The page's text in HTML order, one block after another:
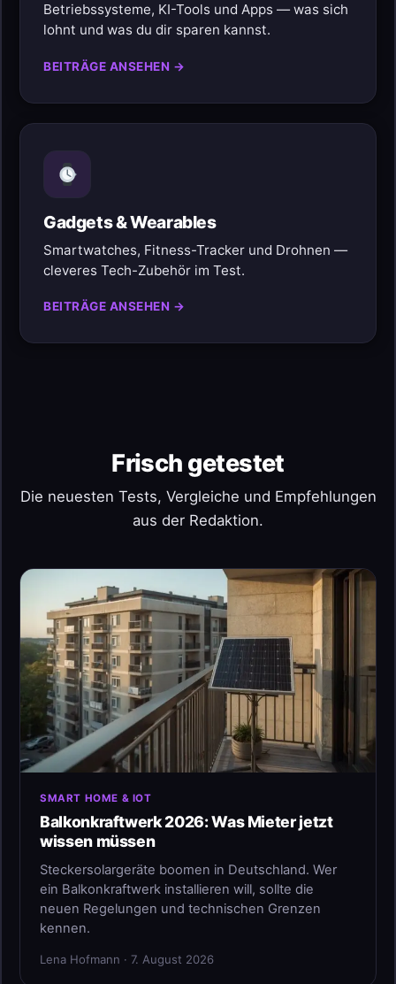
Betriebssysteme, KI-Tools und Apps — was sich
lohnt und was du dir sparen kannst.
BEITRÄGE ANSEHEN →
Gadgets & Wearables
Smartwatches, Fitness-Tracker und Drohnen —
cleveres Tech-Zubehör im Test.
BEITRÄGE ANSEHEN →
Frisch getestet
Die neuesten Tests, Vergleiche und Empfehlungen
aus der Redaktion.
SMART HOME & IOT
Balkonkraftwerk 2026: Was Mieter jetzt
wissen müssen
Steckersolargeräte boomen in Deutschland. Wer
ein Balkonkraftwerk installieren will, sollte die
neuen Regelungen und technischen Grenzen
kennen.
Lena Hofmann · 7. August 2026